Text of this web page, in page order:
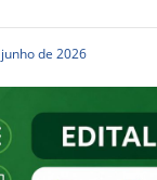
de 2026